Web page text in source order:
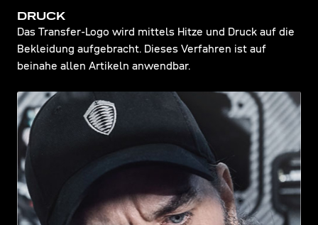
DRUCK
Das Transfer-Logo wird mittels Hitze und Druck auf die
Bekleidung aufgebracht. Dieses Verfahren ist auf
beinahe allen Artikeln anwendbar.